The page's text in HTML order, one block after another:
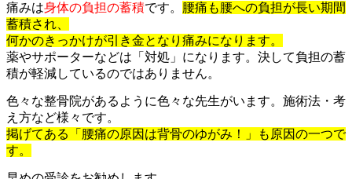
痛みは身体の負担の蓄積です。 腰痛も腰への負担が長い期間
蓄積され、
何かのきっかけが引き金となり痛みになります。
薬やサポーターなどは「対処」になります。決して負担の蓄
積が軽減しているのではありません。
色々な整骨院があるように色々な先生がいます。施術法・考
え方など様々です。
掲げてある「腰痛の原因は背骨のゆがみ！」も原因の一つで
す。